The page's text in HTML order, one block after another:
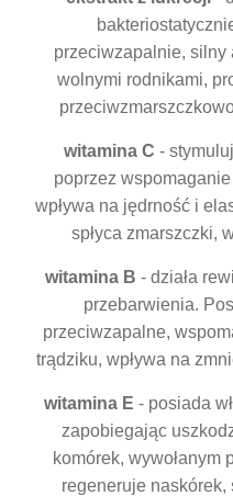
przeciwzapalnie, silny
wolnymi rodnikami,
witamina C -
poprzez
wpływa na jędrność i
spłyca zmarszczki,
witamina B - działa
przebarwienia.
przeciwzapalne,
trądziku, wpływa na
witamina E - posiada
zapobiegając
komórek, wywołanym
regeneruje